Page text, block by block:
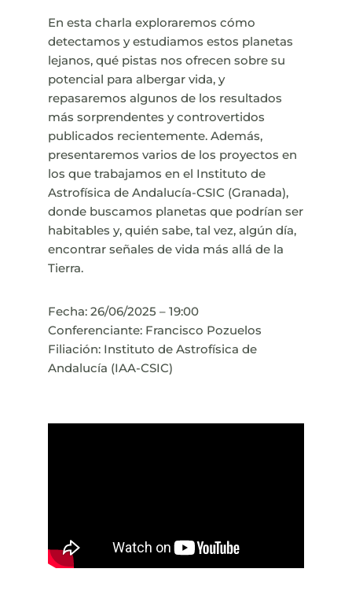
En esta charla exploraremos cómo
detectamos y estudiamos estos planetas
lejanos, qué pistas nos ofrecen sobre su
potencial para albergar vida, y
repasaremos algunos de los resultados
más sorprendentes y controvertidos
publicados recientemente. Además,
presentaremos varios de los proyectos en
los que trabajamos en el Instituto de
Astrofísica de Andalucía-CSIC (Granada),
donde buscamos planetas que podrían ser
habitables y, quién sabe, tal vez, algún día,
encontrar señales de vida más allá de la
Tierra.
Fecha: 26/06/2025 – 19:00
Conferenciante: Francisco Pozuelos
Filiación: Instituto de Astrofísica de
Andalucía (IAA-CSIC)